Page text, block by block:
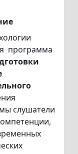
программа
слушатели